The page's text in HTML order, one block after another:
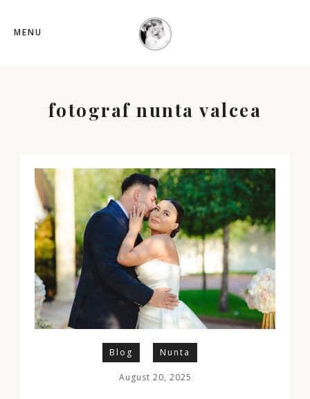
MENU
fotograf nunta valcea
Blog Nunta
August 20, 2025